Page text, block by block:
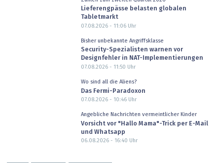
Lieferengpässe belasten globalen
Tabletmarkt
07.08.2026 - 11:06Uhr
Bisher unbekannte Angriffsklasse
Security-Spezialisten warnen vor
Designfehler in NAT-Implementierungen
07.08.2026 - 11:50 Uhr
Wo sind all die Aliens?
Das Fermi-Paradoxon
07.08.2026 - 10:46Uhr
Angebliche Nachrichten vermeintlicher Kinder
Vorsicht vor "Hallo Mama"-Trick per E-Mail
und Whatsapp
06.08.2026 - 16:40 Uhr